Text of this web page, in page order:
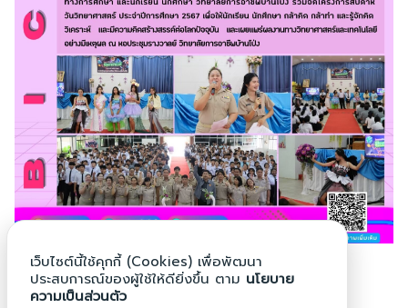
Search
for:
Search
เว็บไซต์นี้ใช้คุกกี้ (Cookies) เพื่อพัฒนา
ประสบการณ์ของผู้ใช้ให้ดียิ่งขึ้น ตาม นโยบาย
ความเป็นส่วนตัว